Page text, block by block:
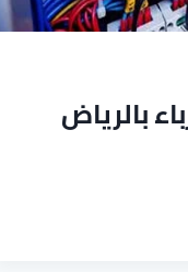
بالرياض